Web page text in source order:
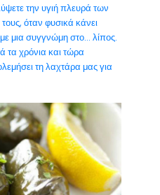
την υγιή πλευρά των
όταν φυσικά κάνει
μια συγγνώμη στο… λίπος.
τα χρόνια και τώρα
τη λαχτάρα μας για